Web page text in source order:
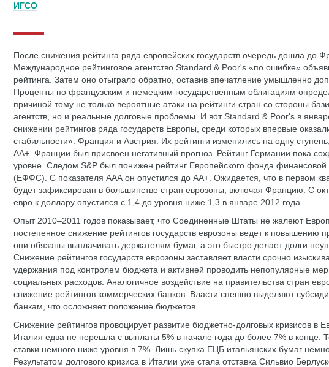
ИГСО
После снижения рейтинга ряда европейских государств очередь дошла до
Международное рейтинговое агентство Standard & Poor's «по ошибке»
рейтинга. Затем оно отыграло обратно, оставив впечатление умышленно
Проценты по французским и немецким государственным облигациям
причиной тому не только вероятные атаки на рейтинги стран со стороны
агентств, но и реальные долговые проблемы. И вот Standard & Poor's в
снижении рейтингов ряда государств Европы, среди которых впервые
стабильности»: Франция и Австрия. Их рейтинги изменились на одну
АА+. Франции был присвоен негативный прогноз. Рейтинг Германии пока
уровне. Следом S&P был понижен рейтинг Европейского фонда финансовой
(ЕФФС). С показателя ААА он опустился до АА+. Ожидается, что в первом
будет зафиксирован в большинстве стран еврозоны, включая Францию. С
евро к доллару опустился с 1,4 до уровня ниже 1,3 в январе 2012 года.
Опыт 2010–2011 годов показывает, что Соединенные Штаты не жалеют
постепенное снижение рейтингов государств еврозоны ведет к повышению
они обязаны выплачивать держателям бумаг, а это быстро делает долги
Снижение рейтингов государств еврозоны заставляет власти срочно
удержания под контролем бюджета и активней проводить непопулярные
социальных расходов. Аналогичное воздействие на правительства стран
снижение рейтингов коммерческих банков. Власти спешно выделяют
банкам, что осложняет положение бюджетов.
Снижение рейтингов провоцирует развитие бюджетно-долговых кризисов в
Италия едва не перешла с выплаты 5% в начале года до более 7% в конце.
ставки немного ниже уровня в 7%. Лишь скупка ЕЦБ итальянских бумаг
Результатом долгового кризиса в Италии уже стала отставка Сильвио